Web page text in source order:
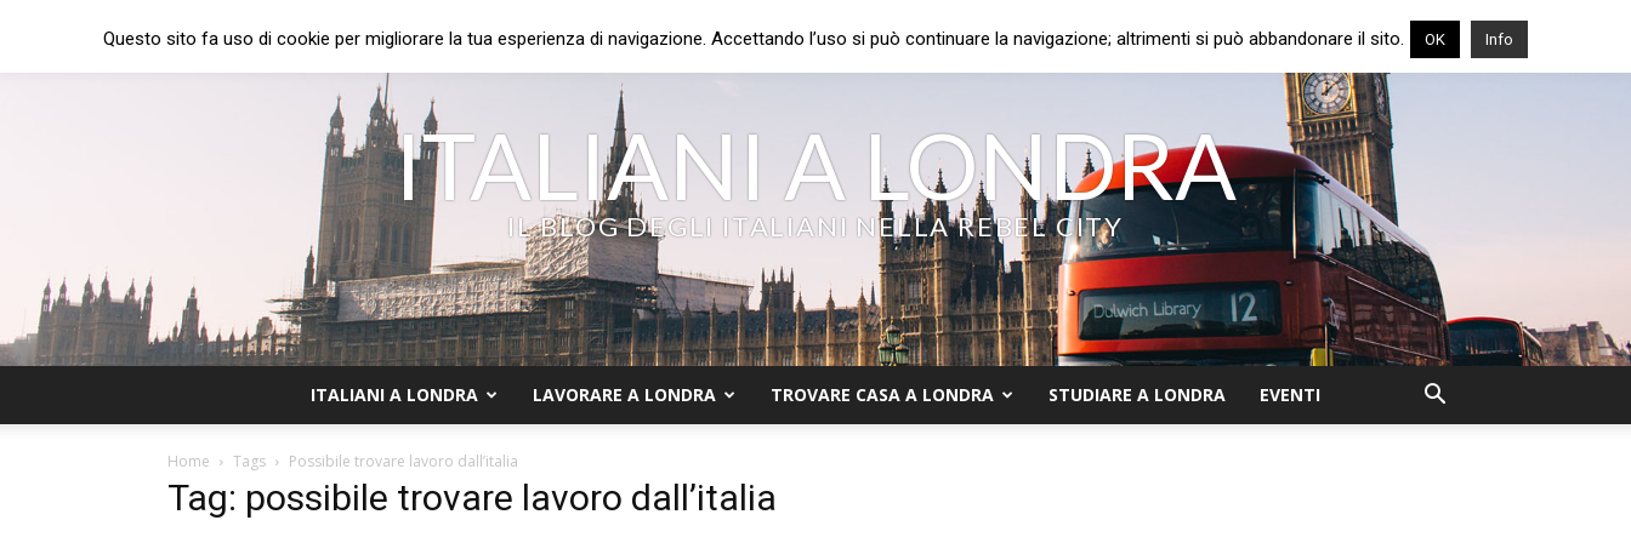
ITALIANI A LONDRA
IL BLOG DEGLI ITALIANI NELLA REBEL CITY
ITALIANI A LONDRA LAVORARE A LONDRA TROVARE CASA A LONDRA STUDIARE A LONDRA EVENTI
Home Tags Possibile trovare lavoro dall’italia
Tag: possibile trovare lavoro dall’italia
Questo sito fa uso di cookie per migliorare la tua esperienza di navigazione. Accettando l’uso si può continuare la navigazione; altrimenti si può abbandonare il sito. OK Info